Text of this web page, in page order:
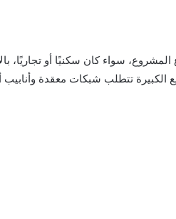
سواء كان سكنيًا أو تجاريًا،
الكبيرة تتطلب شبكات معقدة